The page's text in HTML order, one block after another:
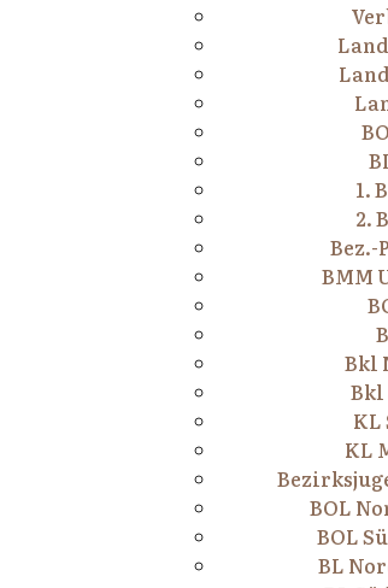
1.
2.
Bez.-
BMM
Bkl
Bkl
KL
KL
BOL
BOL
BL